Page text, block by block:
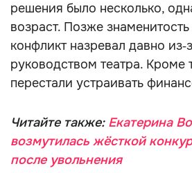
решения было несколько,
возраст. Позже
конфликт назревал давно
руководством театра. Кроме
перестали устраивать
Читайте также: Екатерина
возмутилась жёсткой
после увольнения